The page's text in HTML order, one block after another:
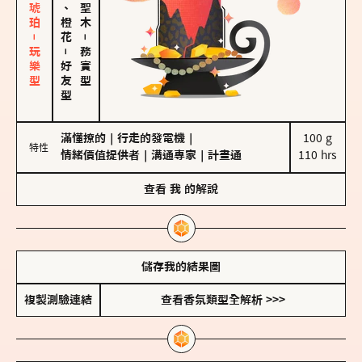
－
好友型
－
務實型
特性
滿懂撩的 行走的發電機
情緒價值提供者
溝通專家 計畫通
100 g
110 hrs
查看 我 的解說
儲存我的結果圖
複製測驗連結 查看香氛類型全解析 >>>